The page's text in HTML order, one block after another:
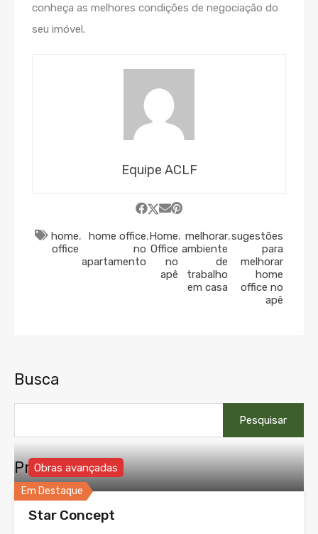
conheça as melhores condições de negociação do
seu imóvel.
Equipe ACLF
home
office
,
home office
no
apartamento
,Home
Office
no
apê
, melhorar
ambiente
de
trabalho
em casa
,sugestões
para
melhorar
home
office no
apê
Busca
por:
Propriedades
Em Destaque
Obras avançadas
Star Concept